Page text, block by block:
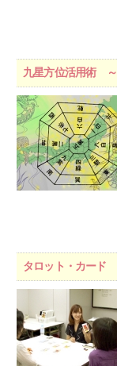
九星方位活用術 ～
タロット・カード